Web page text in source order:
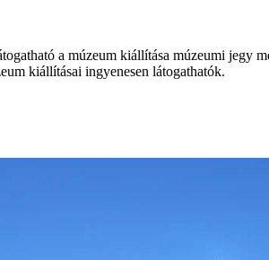
a múzeum kiállítása múzeumi jegy
kiállításai ingyenesen látogathatók.